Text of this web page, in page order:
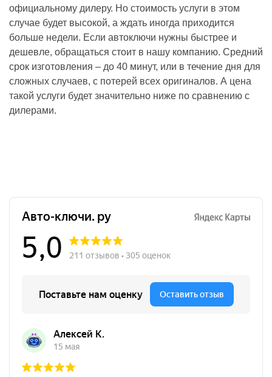
официальному дилеру. Но стоимость услуги в этом
случае будет высокой, а ждать иногда приходится
больше недели. Если автоключи нужны быстрее и
дешевле, обращаться стоит в нашу компанию. Средний
срок изготовления – до 40 минут, или в течение дня для
сложных случаев, с потерей всех оригиналов. А цена
такой услуги будет значительно ниже по сравнению с
дилерами.